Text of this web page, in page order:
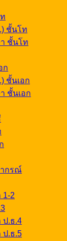
ชั้นโท
ชั้นโท
ก
ชั้นเอก
ชั้นเอก
ากรณ์
1-2
ป.ธ.4
ป.ธ.5